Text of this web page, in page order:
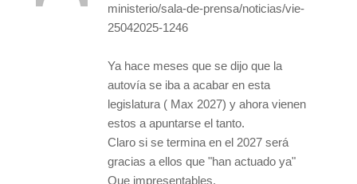
ministerio/sala-de-prensa/noticias/vie-
25042025-1246
Ya hace meses que se dijo que la
autovía se iba a acabar en esta
legislatura ( Max 2027) y ahora vienen
estos a apuntarse el tanto.
Claro si se termina en el 2027 será
gracias a ellos que "han actuado ya"
Que impresentables.